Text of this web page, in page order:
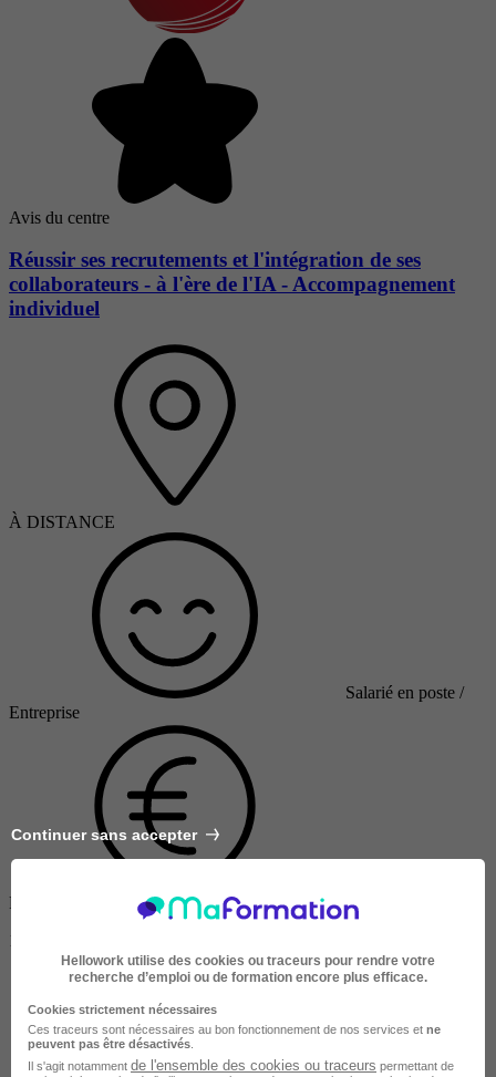
Avis du centre
Réussir ses recrutements et l'intégration de ses
collaborateurs - à l'ère de l'IA - Accompagnement
individuel
À DISTANCE
Salarié en poste /
Entreprise
Finançable CPF
1950 €
Continuer sans accepter
Hellowork utilise des cookies ou traceurs pour rendre votre
recherche d’emploi ou de formation encore plus efficace.
Cookies strictement nécessaires
Ces traceurs sont nécessaires au bon fonctionnement de nos services et ne
peuvent pas être désactivés
Il s'agit notamment de l'ensemble des cookies ou traceurs permettant de